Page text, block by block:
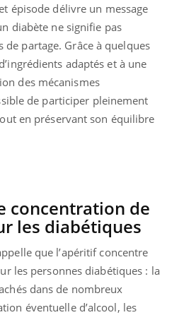
épisode délivre un message
diabète ne signifie pas
partage. Grâce à quelques
adaptés et à une
des mécanismes
de participer pleinement
en préservant son équilibre
concentration de
les diabétiques
que l’apéritif concentre
les personnes diabétiques : la
dans de nombreux
éventuelle d’alcool, les